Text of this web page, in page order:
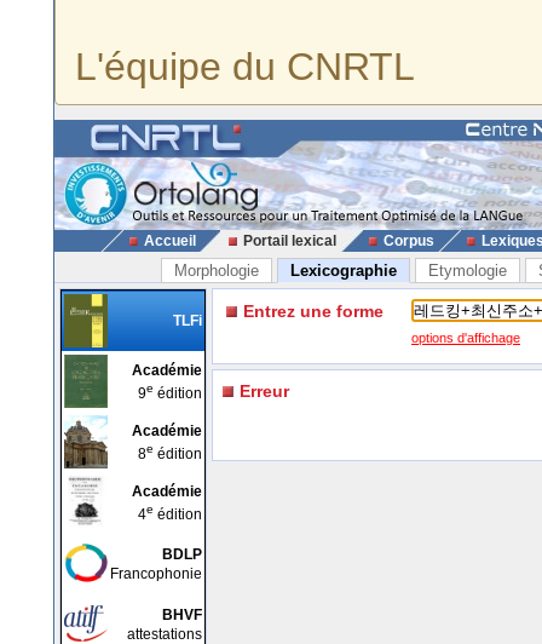
L'équipe du CNRTL
Accueil Portail lexical Corpus
Morphologie Lexicographie Etymologie
TLFi
Académie
9e édition
Académie
8e édition
Académie
4e édition
BDLP
Francophonie
BHVF
attestations
Entrez une forme
options d'affichage
Erreur